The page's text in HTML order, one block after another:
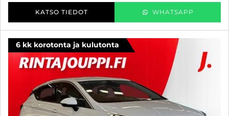
KATSO TIEDOT WHATSAPP
6 kk korotonta ja kulutonta